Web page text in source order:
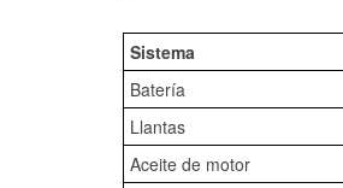
Sistema
Batería
Llantas
Aceite de motor